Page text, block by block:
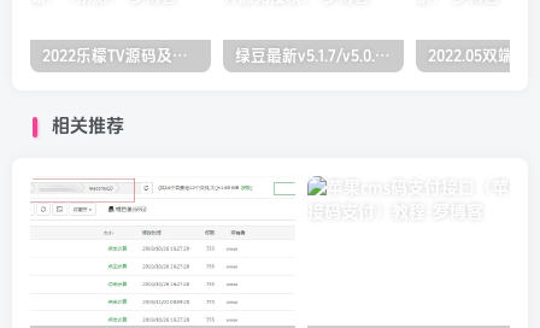
2022乐檬TV源码及搭建对接打包教程(前端+后端）（亲测） 绿豆最新v5.1.7/v5.0.萝卜app源码前后端【java全开源免授权】
相关推荐